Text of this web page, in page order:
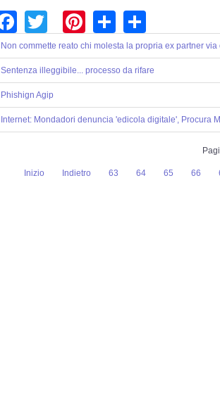
Facebook
TwitterPinterest
Share
Non commette reato chi molesta la propria ex partner via
Sentenza illeggibile... processo da rifare
Phishign Agip
Internet: Mondadori denuncia 'edicola digitale', Procura
Inizio Indietro 63 64 65 66